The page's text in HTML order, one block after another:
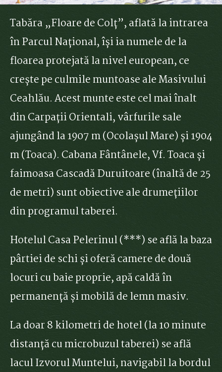
Tabăra „Floare de Colț”, aflată la intrarea
în Parcul Național, își ia numele de la
floarea protejată la nivel european, ce
crește pe culmile muntoase ale Masivului
Ceahlău. Acest munte este cel mai înalt
din Carpații Orientali, vârfurile sale
ajungând la 1907 m (Ocolașul Mare) și 1904
m (Toaca). Cabana Fântânele, Vf. Toaca și
faimoasa Cascadă Duruitoare (înaltă de 25
de metri) sunt obiective ale drumețiilor
din programul taberei.
Hotelul Casa Pelerinul (***) se află la baza
pârtiei de schi și oferă camere de două
locuri cu baie proprie, apă caldă în
permanență și mobilă de lemn masiv.
La doar 8 kilometri de hotel (la 10 minute
distanță cu microbuzul taberei) se află
lacul Izvorul Muntelui, navigabil la bordul